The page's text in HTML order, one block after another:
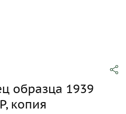
образца 1939
копия